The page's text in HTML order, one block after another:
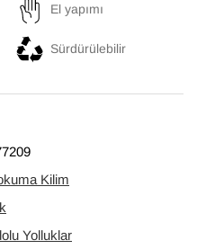
El yapımı
Sürdürülebilir
Kilim
Yolluklar